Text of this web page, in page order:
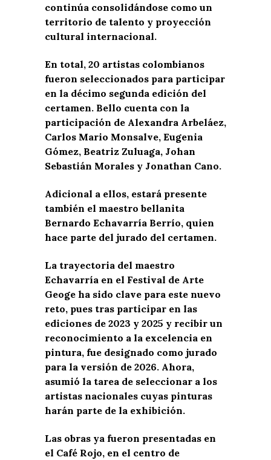
continúa consolidándose como un
territorio de talento y proyección
cultural internacional.
En total, 20 artistas colombianos
fueron seleccionados para participar
en la décimo segunda edición del
certamen. Bello cuenta con la
participación de Alexandra Arbeláez,
Carlos Mario Monsalve, Eugenia
Gómez, Beatriz Zuluaga, Johan
Sebastián Morales y Jonathan Cano.
Adicional a ellos, estará presente
también el maestro bellanita
Bernardo Echavarría Berrío, quien
hace parte del jurado del certamen.
La trayectoria del maestro
Echavarría en el Festival de Arte
Geoge ha sido clave para este nuevo
reto, pues tras participar en las
ediciones de 2023 y 2025 y recibir un
reconocimiento a la excelencia en
pintura, fue designado como jurado
para la versión de 2026. Ahora,
asumió la tarea de seleccionar a los
artistas nacionales cuyas pinturas
harán parte de la exhibición.
Las obras ya fueron presentadas en
el Café Rojo, en el centro de